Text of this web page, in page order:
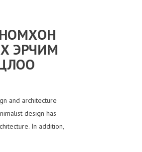
ЭРЧИМ
and architecture
design has
In addition,